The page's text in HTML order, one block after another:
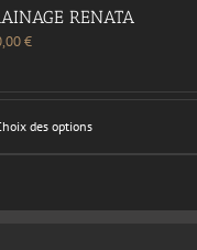
RENATA
€
des options